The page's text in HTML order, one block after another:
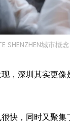
SHENZHEN城市概
，深圳其实更
快，同时又聚